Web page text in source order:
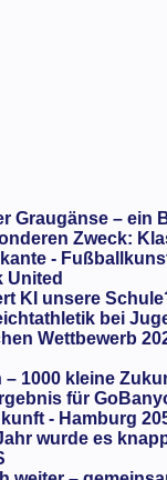
Graugänse – ein
Zweck:
-
United
KI unsere
bei
Wettbewerb
1000 kleine
für
- Hamburg
wurde es